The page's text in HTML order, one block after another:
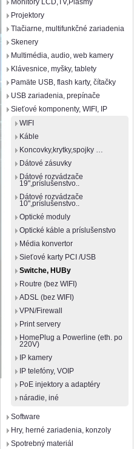
Monitory LCD,TV,Plasmy
Projektory
Tlačiarne, multifunkčné zariadenia
Skenery
Multimédia, audio, web kamery
Klávesnice, myšky, tablety
Pamäte USB, flash karty, čítačky
USB zariadenia, prepínače
Sieťové komponenty, WIFI, IP
WIFI
Káble
Koncovky,krytky,spojky …
Dátové zásuvky
Dátové rozvádzače
19",príslušenstvo..
Dátové rozvádzače
10",príslušenstvo..
Optické moduly
Optické káble a príslušenstvo
Média konvertor
Sieťové karty PCI /USB
Switche, HUBy
Routre (bez WIFI)
ADSL (bez WIFI)
VPN/Firewall
Print servery
HomePlug a Powerline (eth. po
220V)
IP kamery
IP telefóny, VOIP
PoE injektory a adaptéry
náradie, iné
Software
Hry, herné zariadenia, konzoly
Spotrebný materiál